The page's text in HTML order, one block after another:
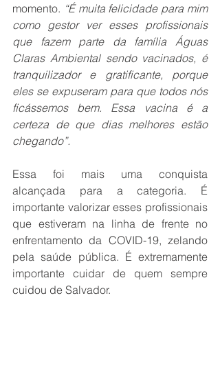
momento. “É muita felicidade para mim
como gestor ver esses profissionais
que fazem parte da família Águas
Claras Ambiental sendo vacinados, é
tranquilizador e gratificante, porque
eles se expuseram para que todos nós
ficássemos bem. Essa vacina é a
certeza de que dias melhores estão
chegando”.
Essa foi mais uma conquista
alcançada para a categoria. É
importante valorizar esses profissionais
que estiveram na linha de frente no
enfrentamento da COVID-19, zelando
pela saúde pública. É extremamente
importante cuidar de quem sempre
cuidou de Salvador.